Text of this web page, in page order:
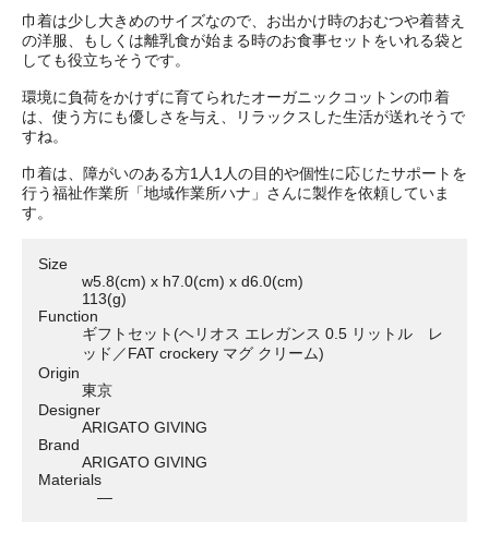
巾着は少し大きめのサイズなので、お出かけ時のおむつや着替え
の洋服、もしくは離乳食が始まる時のお食事セットをいれる袋と
しても役立ちそうです。
環境に負荷をかけずに育てられたオーガニックコットンの巾着
は、使う方にも優しさを与え、リラックスした生活が送れそうで
すね。
巾着は、障がいのある方1人1人の目的や個性に応じたサポートを
行う福祉作業所「地域作業所ハナ」さんに製作を依頼していま
す。
Size
w5.8(cm) x h7.0(cm) x d6.0(cm)
113(g)
Function
ギフトセット(ヘリオス エレガンス 0.5 リットル レ
ッド／FAT crockery マグ クリーム)
Origin
東京
Designer
ARIGATO GIVING
Brand
ARIGATO GIVING
Materials
―